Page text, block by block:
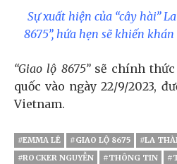
Sự xuất hiện của “cây hài”
8675”, hứa hẹn sẽ khiến
“Giao lộ 8675” sẽ chính
quốc vào ngày 22/9/2023,
Vietnam.
#EMMA LÊ #GIAO LỘ 8675 #LA
#ROCKER NGUYỄN
#THÔNG TIN